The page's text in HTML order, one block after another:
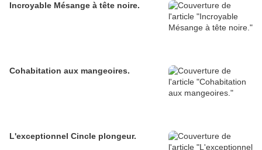
Incroyable Mésange à tête noire.
Cohabitation aux mangeoires.
L'exceptionnel Cincle plongeur.